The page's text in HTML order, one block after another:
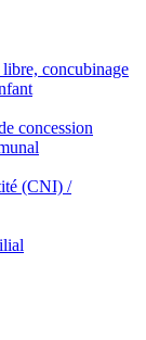
concubinage
concession
(CNI) /